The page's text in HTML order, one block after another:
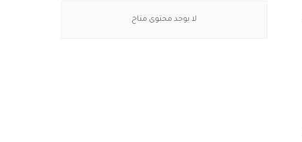
لا يوجد محتوى متاح